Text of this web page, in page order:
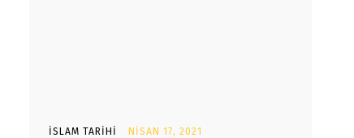
İSLAM TARIHI NISAN 17, 2021